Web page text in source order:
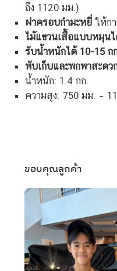
ถึง 1120 มม.)
ฝาครอบกำมะหยี่ให้ก
ไม้แขวนเสื้อแบบหมุน
รับน้ำหนักได้ 10-15 ก
พับเก็บและพกพาสะดว
น้ำหนัก: 1.4 กก.
ความสูง: 750 มม. –
ขอบคุณลูกค้า